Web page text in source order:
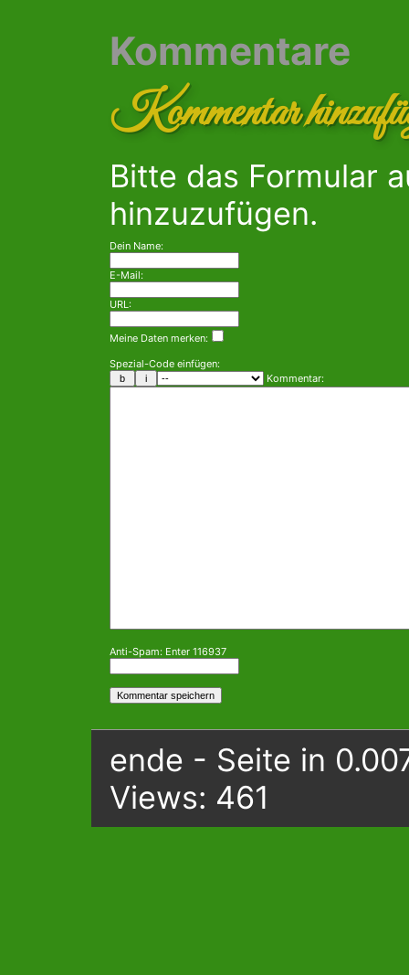
Kommentare
Kommentar
Bitte das Formular
hinzuzufügen.
Dein Name:
E-Mail:
URL:
Meine Daten merken:
Spezial-Code einfügen:
Kommentar:
Anti-Spam: Enter 116937
ende - Seite in
Views: 461